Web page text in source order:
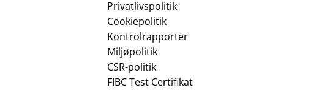
Privatlivspolitik
Cookiepolitik
Kontrolrapporter
Miljøpolitik
CSR-politik
FIBC Test Certifikat